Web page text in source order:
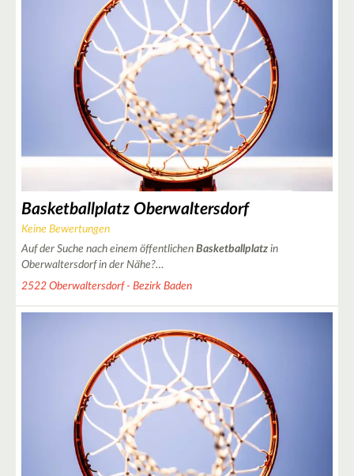
Basketballplatz Oberwaltersdorf
Keine Bewertungen
Auf der Suche nach einem öffentlichen Basketballplatz in
Oberwaltersdorf in der Nähe?…
2522 Oberwaltersdorf - Bezirk Baden
10
8
3